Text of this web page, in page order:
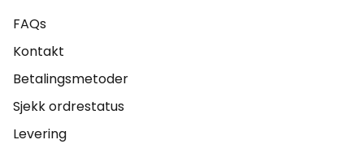
FAQs
Kontakt
Betalingsmetoder
Sjekk ordrestatus
Levering